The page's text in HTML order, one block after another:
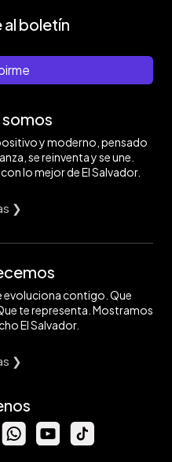
boletín
somos
y moderno, pensado
se reinventa y se une.
lo mejor de El Salvador.
❯
evoluciona contigo. Que
te representa. Mostramos
El Salvador.
❯